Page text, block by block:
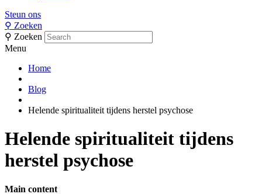
Steun ons
⚲ Zoeken
⚲ Zoeken
Menu
Home
Blog
Helende spiritualiteit tijdens herstel psychose
Helende spiritualiteit tijdens
herstel psychose
Main content